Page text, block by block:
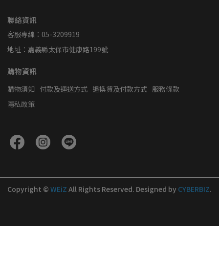
聯絡資訊
客服專線：05-3209919
地址：嘉義縣太保市健康路199號
購物資訊
購物須知 付款及運送方式 退換貨及付款方式 服務條款
隱私政策
Copyright © WEiZ All Rights Reserved. Designed by CYBERBIZ.